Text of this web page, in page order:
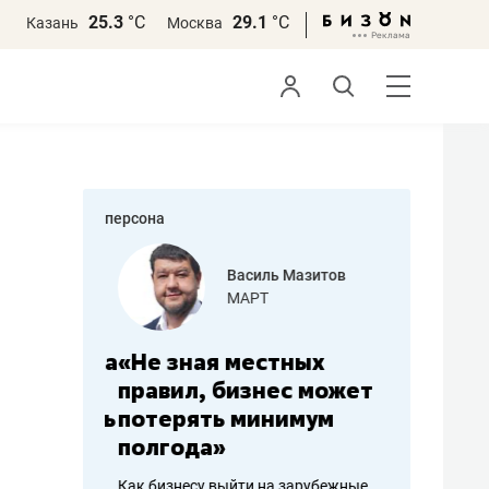
Казань 25.3 °С Москва 29.1 °С
персона
Василь Мазитов
МАРТ
«Не зная местных
правил, бизнес может
потерять минимум
полгода»